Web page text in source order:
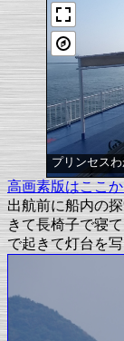
プリンセス
高画素版はここ
出航前に船内の
きて長椅子で寝
で起きて灯台を